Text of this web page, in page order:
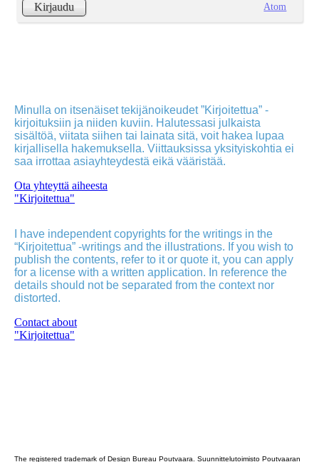
Kirjaudu
Atom
Minulla on itsenäiset tekijänoikeudet ”Kirjoitettua” -
kirjoituksiin ja niiden kuviin. Halutessasi julkaista
sisältöä, viitata siihen tai lainata sitä, voit hakea lupaa
kirjallisella hakemuksella. Viittauksissa yksityiskohtia ei
saa irrottaa asiayhteydestä eikä vääristää.
Ota yhteyttä aiheesta
"Kirjoitettua"
I have independent copyrights for the writings in the
“Kirjoitettua” -writings and the illustrations. If you wish to
publish the contents, refer to it or quote it, you can apply
for a license with a written application. In reference the
details should not be separated from the context nor
distorted.
Contact about
"Kirjoitettua"
The registered trademark of Design Bureau Poutvaara. Suunnittelutoimisto Poutvaaran